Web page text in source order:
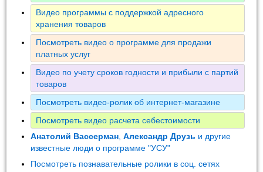
Видео программы с поддержкой адресного
хранения товаров
Посмотреть видео о программе для продажи
платных услуг
Видео по учету сроков годности и прибыли с партий
товаров
Посмотреть видео-ролик об интернет-магазине
Посмотреть видео расчета себестоимости
Анатолий Вассерман ,Александр Друзь и другие
известные люди о программе "УСУ"
Посмотреть познавательные ролики в соц. сетях